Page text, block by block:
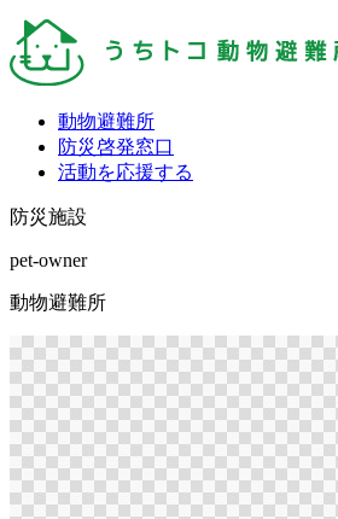
動物避難所
防災啓発窓口
活動を応援する
防災施設
pet-owner
動物避難所